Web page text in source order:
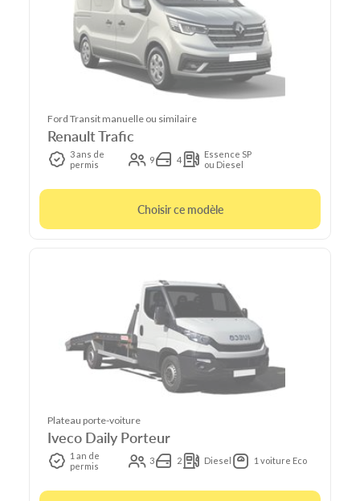
Ford Transit manuelle ou similaire
Renault Trafic
3 ans de
permis
9 4
Essence SP
ou Diesel
Choisir ce modèle
Plateau porte-voiture
Iveco Daily Porteur
1 an de
permis
3 2 Diesel 1 voiture Eco